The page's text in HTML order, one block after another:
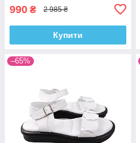
990 ₴ 2 985 ₴
Купити
–65%